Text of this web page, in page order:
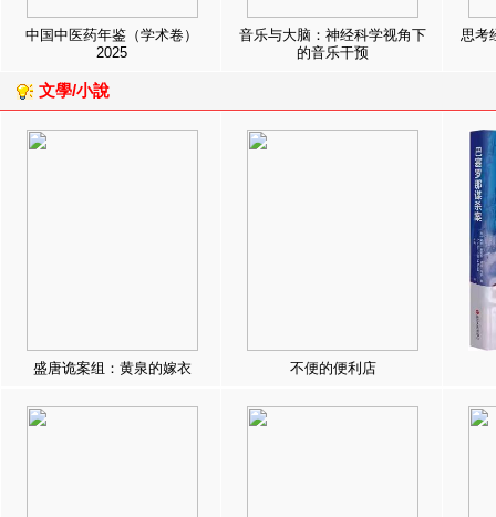
中国中医药年鉴（学术卷）
2025
音乐与大脑：神经科学视角下
的音乐干预
思考
文學/小說
盛唐诡案组：黄泉的嫁衣 不便的便利店